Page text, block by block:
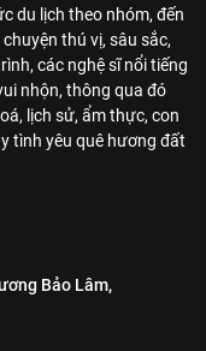
du lịch theo nhóm, đến
thú vị, sâu sắc,
các nghệ sĩ nổi tiếng
nhộn, thông qua đó
lịch sử, ẩm thực, con
tình yêu quê hương đất
Bảo Lâm,